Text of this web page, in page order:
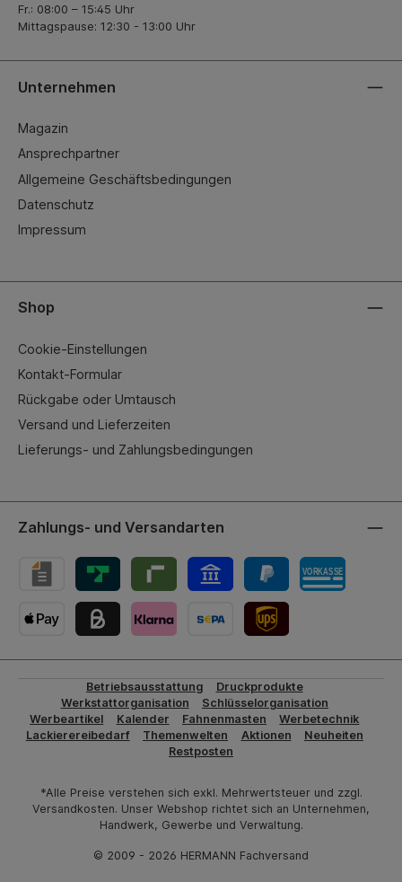
Fr.: 08:00 – 15:45 Uhr
Mittagspause: 12:30 - 13:00 Uhr
Unternehmen
Magazin
Ansprechpartner
Allgemeine Geschäftsbedingungen
Datenschutz
Impressum
Shop
Cookie-Einstellungen
Kontakt-Formular
Rückgabe oder Umtausch
Versand und Lieferzeiten
Lieferungs- und Zahlungsbedingungen
Zahlungs- und Versandarten
Betriebsausstattung
Druckprodukte
Werkstattorganisation
Schlüsselorganisation
Werbeartikel
Kalender Fahnenmasten
Werbetechnik
Lackierereibedarf
Themenwelten Aktionen
Neuheiten
Restposten
*Alle Preise verstehen sich exkl. Mehrwertsteuer und zzgl.
Versandkosten. Unser Webshop richtet sich an Unternehmen,
Handwerk, Gewerbe und Verwaltung.
© 2009 - 2026 HERMANN Fachversand